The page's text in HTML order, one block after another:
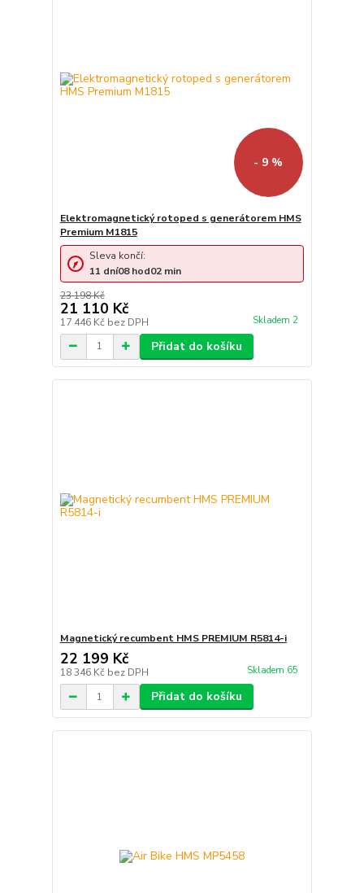
- 9 %
Elektromagnetický rotoped s generátorem HMS
Premium M1815
23 198 Kč
21 110 Kč
17 446 Kč bez DPH Skladem 2
Sleva končí:
11 dní08hod02 min
Přidat do košíku
Magnetický recumbent HMS PREMIUM R5814-i
22 199 Kč
18 346 Kč bez DPH Skladem 65
Přidat do košíku